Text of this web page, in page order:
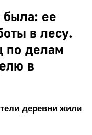
ее
в лесу.
по делам
в
деревни жили